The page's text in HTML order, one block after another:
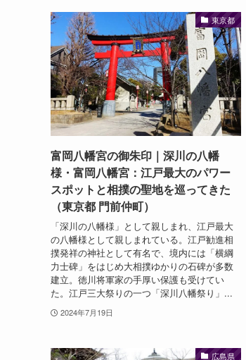
東京都
富岡八幡宮の御朱印｜深川の八幡
様・富岡八幡宮：江戸最大のパワー
スポットと相撲の聖地を巡ってきた
（東京都 門前仲町）
「深川の八幡様」として親しまれ、江戸最大
の八幡様として親しまれている。江戸勧進相
撲発祥の神社として有名で、境内には「横綱
力士碑」をはじめ大相撲ゆかりの石碑が多数
建立。徳川将軍家の手厚い保護も受けてい
た。江戸三大祭りの一つ「深川八幡祭り」...
2024年7月19日
広島県